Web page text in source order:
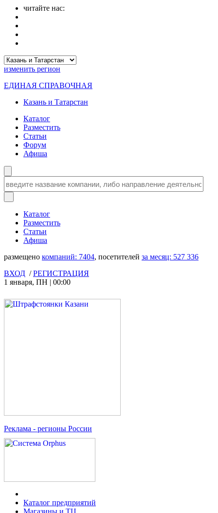
читайте нас:
изменить регион
ЕДИНАЯ СПРАВОЧНАЯ
Казань и Татарстан
Каталог
Разместить
Статьи
Форум
Афиша
Каталог
Разместить
Статьи
Афиша
размещено компаний: 7404, посетителей за месяц: 527 336
ВХОД /РЕГИСТРАЦИЯ
1 января, ПН | 00:00
Реклама - регионы России
Каталог предприятий
Магазины и ТЦ